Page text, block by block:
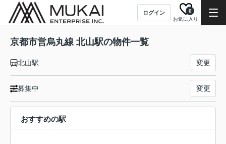
ログイン
お気に入り
0
京都市営烏丸線 北山駅の物件一覧
北山駅 変更
募集中 変更
おすすめの駅